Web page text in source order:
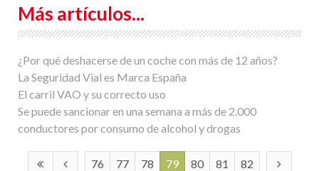
Más artículos...
¿Por qué deshacerse de un coche con más de 12 años?
La Seguridad Vial es Marca España
El carril VAO y su correcto uso
Se puede sancionar en una semana a más de 2.000
conductores por consumo de alcohol y drogas
76 77 78 79 80 81 82